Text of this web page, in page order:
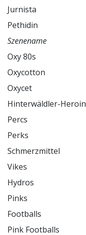
Jurnista
Szenename
Oxy 80s
Oxycotton
Oxycet
Hinterwäldler-Heroin
Percs
Perks
Schmerzmittel
Vikes
Hydros
Pinks
Footballs
Pink Footballs